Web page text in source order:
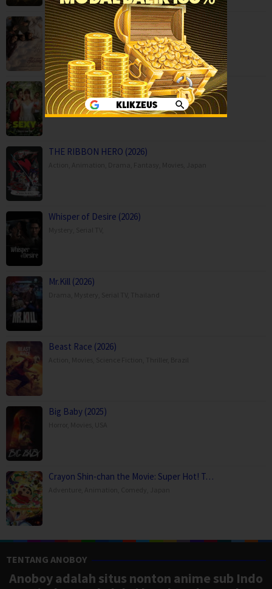
Moda Kavida Vaatavarana (2026)
Drama,Movies,Romance,Science Fiction
Still Sexy (2026)
Comedy,Romance,Serial TV,Italy
THE RIBBON HERO (2026)
Whisper of Desire (2026)
Mr.Kill (2026)
Beast Race (2026)
Big Baby (2025)
Crayon Shin-chan the Movie: Super Hot! T…
TENTANG ANOBOY
Anoboy adalah situs nonton anime sub Indo